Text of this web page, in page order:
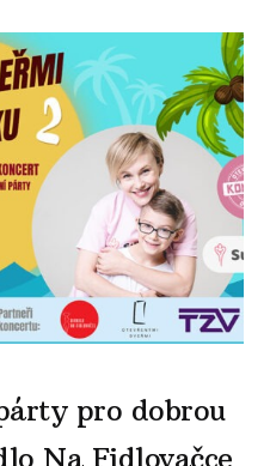
pro dobrou
Na Fidlovačce